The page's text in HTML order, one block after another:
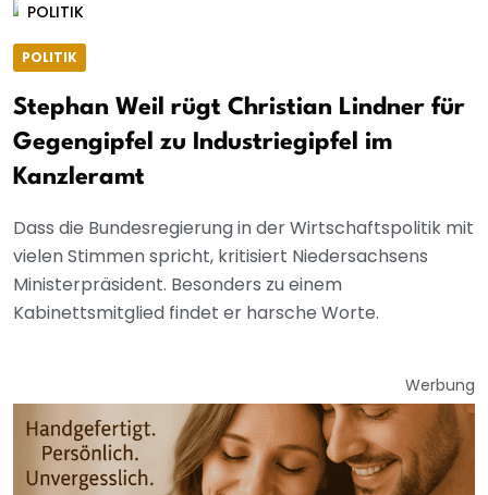
POLITIK
POLITIK
Stephan Weil rügt Christian Lindner für
Gegengipfel zu Industriegipfel im
Kanzleramt
Dass die Bundesregierung in der Wirtschaftspolitik mit
vielen Stimmen spricht, kritisiert Niedersachsens
Ministerpräsident. Besonders zu einem
Kabinettsmitglied findet er harsche Worte.
Werbung